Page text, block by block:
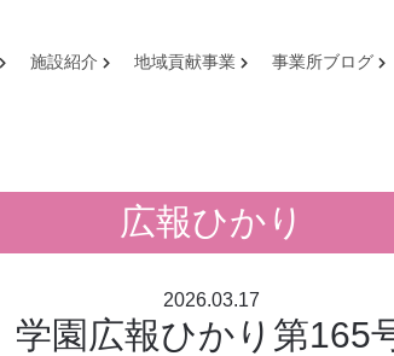
施設紹介 地域貢献事業 事業所ブログ
広報ひかり
2026.03.17
学園広報ひかり第165